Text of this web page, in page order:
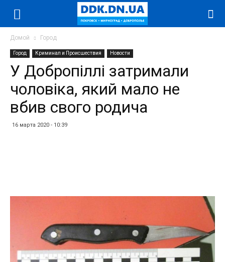
Домой Город
Город Криминал и Происшествия Новости
У Добропіллі затримали
чоловіка, який мало не
вбив свого родича
16 марта 2020 - 10:39